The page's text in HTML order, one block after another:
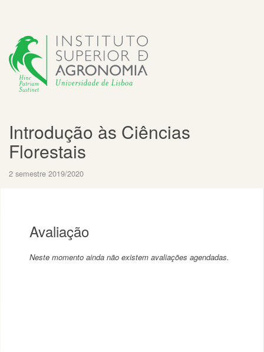
Introdução às Ciências
Florestais
2 semestre 2019/2020
Avaliação
Neste momento ainda não existem avaliações agendadas.